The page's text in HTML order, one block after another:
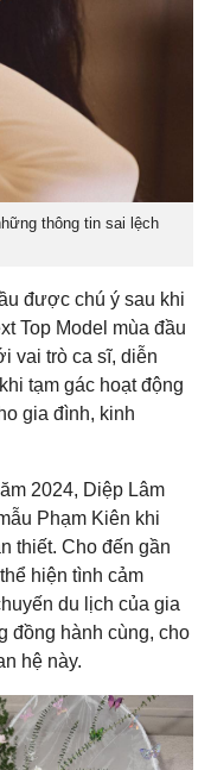
thông tin sai lệch
được chú ý sau khi
Top Model mùa đầu
vai trò ca sĩ, diễn
tạm gác hoạt động
gia đình, kinh
2024, Diệp Lâm
Phạm Kiên khi
thiết. Cho đến gần
hiện tình cảm
du lịch của gia
đồng hành cùng, cho
hệ này.